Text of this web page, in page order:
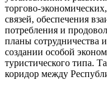
торгово-
связей, обеспечения
потребления и
планы сотрудничества
создании особой
туристического типа.
коридор между